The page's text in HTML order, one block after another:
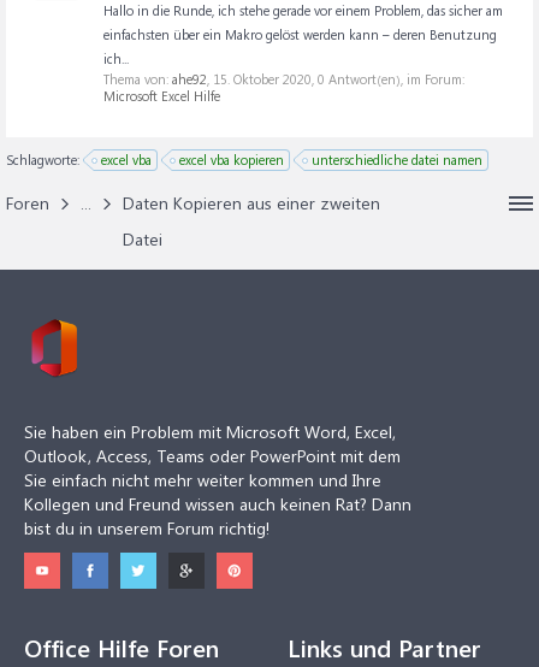
Hallo in die Runde, ich stehe gerade vor einem Problem, das sicher am
einfachsten über ein Makro gelöst werden kann – deren Benutzung
ich...
Thema von: ahe92, 15. Oktober 2020, 0 Antwort(en), im Forum:
Microsoft Excel Hilfe
Schlagworte: excel vba excel vba kopieren unterschiedliche datei namen
Foren ...
Daten Kopieren aus einer zweiten
Datei
Sie haben ein Problem mit Microsoft Word, Excel,
Outlook, Access, Teams oder PowerPoint mit dem
Sie einfach nicht mehr weiter kommen und Ihre
Kollegen und Freund wissen auch keinen Rat? Dann
bist du in unserem Forum richtig!
Office Hilfe Foren Links und Partner